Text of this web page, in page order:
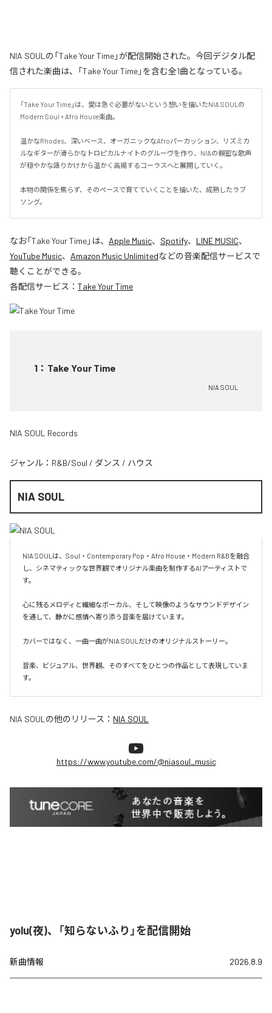
NIA SOULの「Take Your Time」が配信開始された。今回デジタル配
信された楽曲は、「Take Your Time」を含む全1曲となっている。
「Take Your Time」は、愛は急ぐ必要がないという想いを描いたNIA SOULの
Modern Soul × Afro House楽曲。
温かなRhodes、深いベース、オーガニックなAfroパーカッション、リズミカ
ルなギターが滑らかなトロピカルナイトのグルーヴを作り、NIAの親密な歌声
が穏やかな語りかけから温かく高揚するコーラスへと展開していく。
本物の関係を焦らず、そのペースで育てていくことを描いた、成熟したラブ
ソング。
なお「Take Your Time」は、 Apple Music、 Spotify、 LINE MUSIC、
YouTube Music、 Amazon Music Unlimitedなどの音楽配信サービスで
聴くことができる。
各配信サービス： Take Your Time
1 ： Take Your Time
NIA SOUL
NIA SOUL Records
ジャンル： R&B/Soul / ダンス / ハウス
NIA SOUL
NIA SOULは、Soul・Contemporary Pop・Afro House・Modern R&Bを融合
し、シネマティックな世界観でオリジナル楽曲を制作するAIアーティストで
す。
心に残るメロディと繊細なボーカル、そして映像のようなサウンドデザイン
を通して、静かに感情へ寄り添う音楽を届けています。
カバーではなく、一曲一曲がNIA SOULだけのオリジナルストーリー。
音楽、ビジュアル、世界観、そのすべてをひとつの作品として表現していま
す。
NIA SOUL の他のリリース： NIA SOUL
https://www.youtube.com/@niasoul_music
yolu(夜)、「知らないふり」を配信開始
新曲情報 2026.8.9